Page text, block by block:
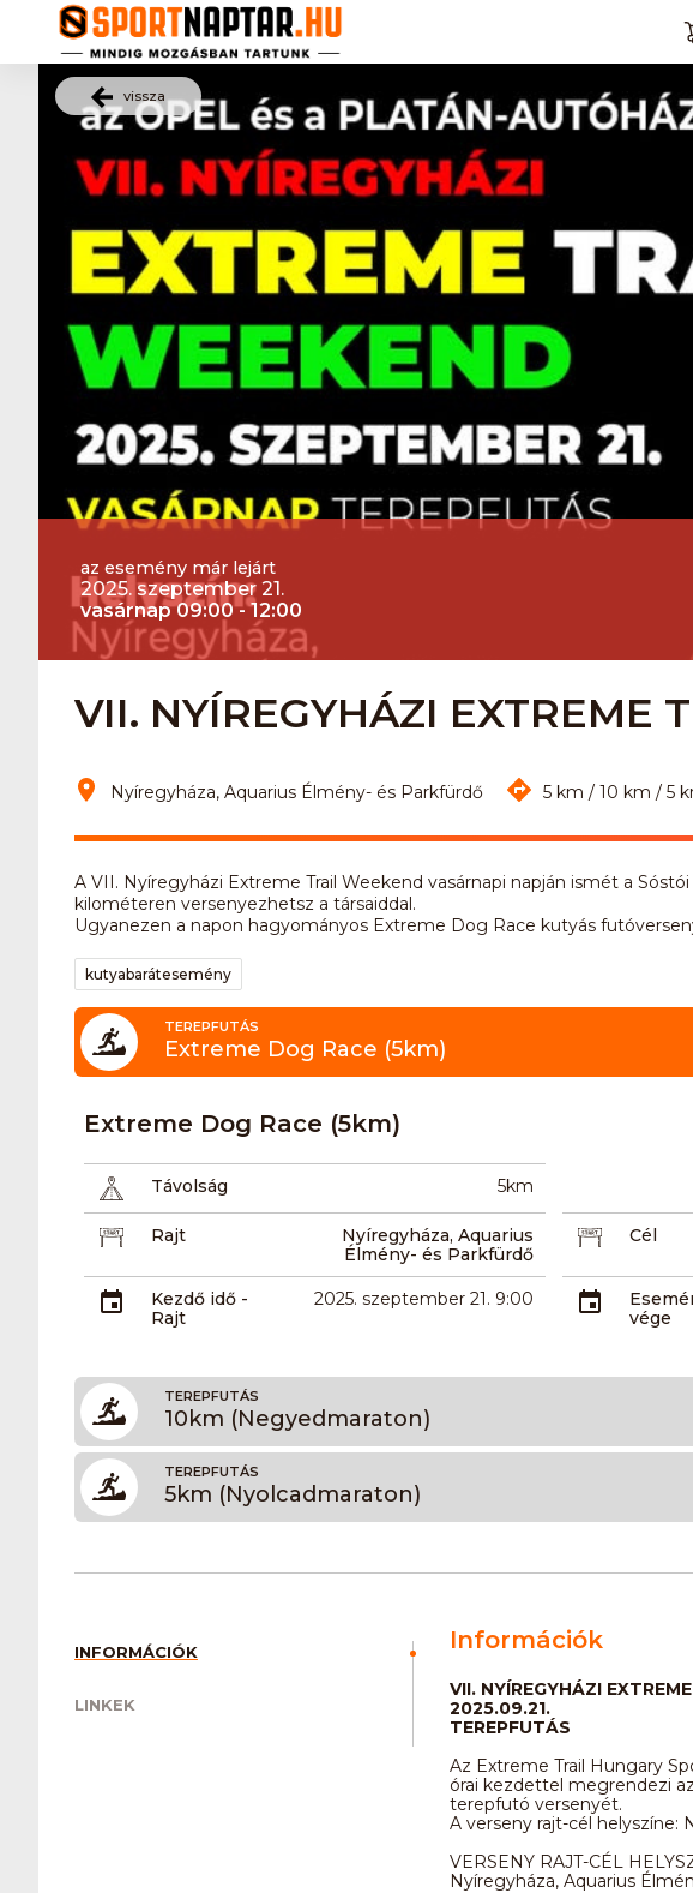
vissza
az esemény már lejárt
2025. szeptember 21.
vasárnap 09:00 - 12:00
VII. NYÍREGYHÁZI EXTREME
Nyíregyháza, Aquarius Élmény- és Parkfürdő 5 km / 10 km / 5
A VII. Nyíregyházi Extreme Trail Weekend vasárnapi napján ismét a
kilométeren versenyezhetsz a társaiddal.
Ugyanezen a napon hagyományos Extreme Dog Race kutyás
kutyabarátesemény
TEREPFUTÁS
Extreme Dog Race (5km)
Extreme Dog Race (5km)
Távolság 5km
Rajt
Nyíregyháza, Aquarius
Élmény- és Parkfürdő
Cél
Kezdő idő -
Rajt
2025. szeptember 21. 9:00
vége
TEREPFUTÁS
10km (Negyedmaraton)
TEREPFUTÁS
5km (Nyolcadmaraton)
INFORMÁCIÓK
LINKEK
Információk
VII. NYÍREGYHÁZI
2025.09.21.
TEREPFUTÁS
Az Extreme Trail Hungary
órai kezdettel megrendezi
terepfutó versenyét.
A verseny rajt-cél helyszíne:
VERSENY RAJT-CÉL
Nyíregyháza, Aquarius